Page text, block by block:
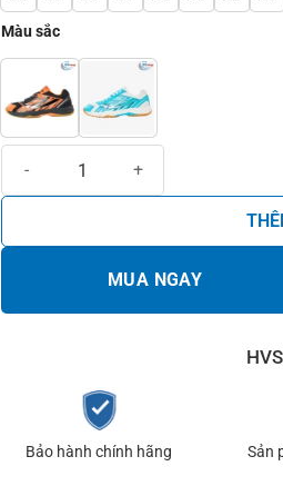
Màu sắc
MUA NGAY
Bảo hành chính hãng Sản